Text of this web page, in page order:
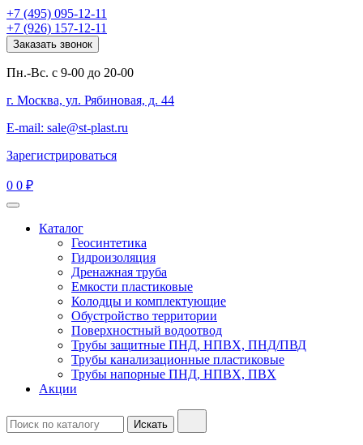
+7 (495) 095-12-11
+7 (926) 157-12-11
Заказать звонок
Пн.-Вс. с 9-00 до 20-00
г. Москва, ул. Рябиновая, д. 44
E-mail: sale@st-plast.ru
Зарегистрироваться
0 0 ₽
Каталог
Геосинтетика
Гидроизоляция
Дренажная труба
Емкости пластиковые
Колодцы и комплектующие
Обустройство территории
Поверхностный водоотвод
Трубы защитные ПНД, НПВХ, ПНД/ПВД
Трубы канализационные пластиковые
Трубы напорные ПНД, НПВХ, ПВХ
Акции